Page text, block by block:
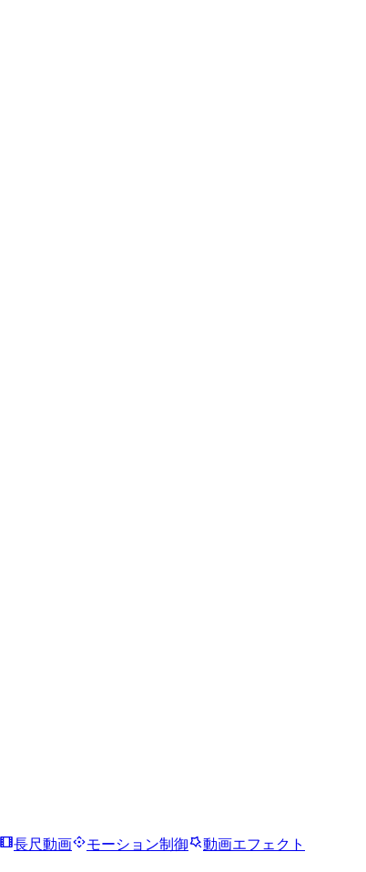
長尺動画 モーション制御 動画エフェクト